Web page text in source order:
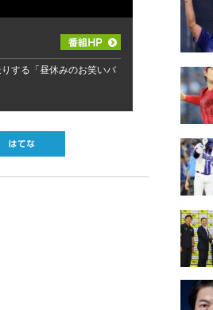
する「昼休みのお笑いバ